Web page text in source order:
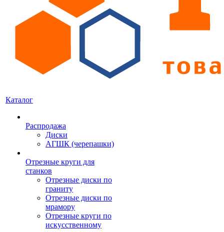
Каталог
Распродажа
Диски
АГШК (черепашки)
Отрезные круги для
станков
Отрезные диски по
граниту
Отрезные диски по
мрамору
Отрезные круги по
искусственному